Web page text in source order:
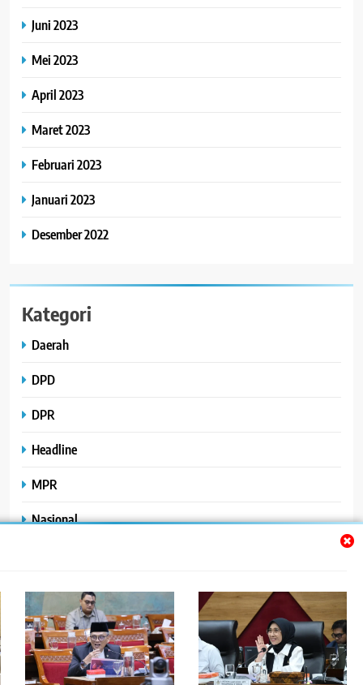
Juni 2023
Mei 2023
April 2023
Maret 2023
Februari 2023
Januari 2023
Desember 2022
Kategori
Daerah
DPD
DPR
Headline
MPR
Nasional
Polhukam
Uncategorized